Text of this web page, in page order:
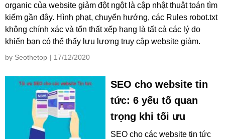
organic của website giảm đột ngột là cập nhật thuật toán tìm
kiếm gần đây. Hình phạt, chuyển hướng, các Rules robot.txt
không chính xác và tổn thất xếp hạng là tất cả các lý do
khiến bạn có thể thấy lưu lượng truy cập website giảm.
by Seothetop | 17/12/2020
SEO cho website tin
tức: 6 yếu tố quan
trọng khi tối ưu
SEO cho các website tin tức